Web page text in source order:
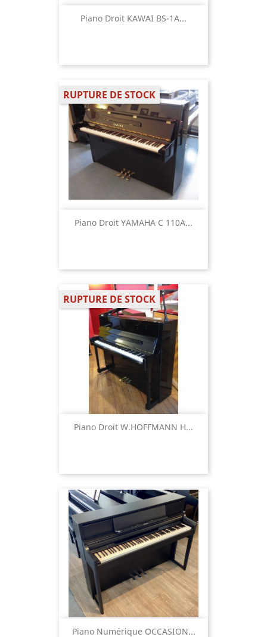
Piano Droit KAWAI BS-1A...
Piano Droit YAMAHA C 110A...
RUPTURE DE STOCK
Piano Droit W.HOFFMANN H...
RUPTURE DE STOCK
Piano Numérique OCCASION...